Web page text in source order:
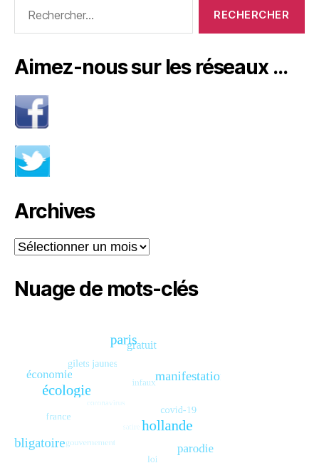
Aimez-nous sur les réseaux …
Archives
Archives
Nuage de mots-clés